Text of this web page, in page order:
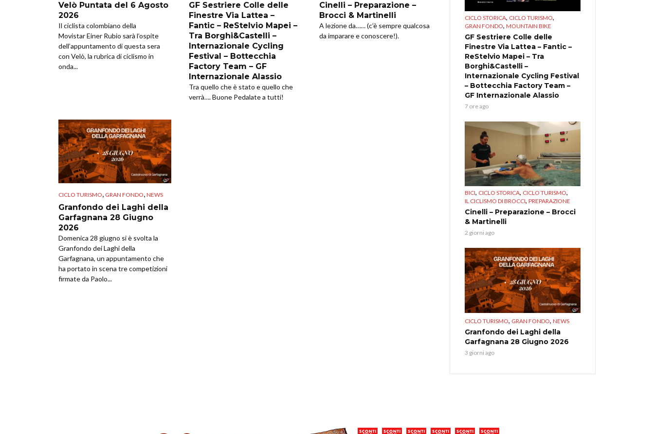
Velò Puntata del 6 Agosto
2026
Il ciclista colombiano della
Movistar Einer Rubio sarà l’ospite
dell’appuntamento di questa sera
con Velò, la rubrica di ciclismo in
onda...
GF Sestriere Colle delle
Finestre Via Lattea –
Fantic – ReStelvio Mapei –
Tra Borghi&Castelli –
Internazionale Cycling
Festival – Bottecchia
Factory Team – GF
Internazionale Alassio
Tra quello che è stato e quello che
verrà…. Buone Pedalate a tutti!
Cinelli – Preparazione –
Brocci & Martinelli
A lezione da…… (c’è sempre qualcosa
da imparare e conoscere!).
CICLO TURISMO GRAN FONDO NEWS
Granfondo dei Laghi della
Garfagnana 28 Giugno
2026
Domenica 28 giugno si è svolta la
Granfondo dei Laghi della
Garfagnana, un appuntamento che
ha portato in scena tre competizioni
firmate da Paolo...
CICLO STORICA, CICLO TURISMO,
GRAN FONDO, MOUNTAIN BIKE
GF Sestriere Colle delle
Finestre Via Lattea – Fantic –
ReStelvio Mapei – Tra
Borghi&Castelli –
Internazionale Cycling Festival
– Bottecchia Factory Team –
GF Internazionale Alassio
7 ore ago
BICI, CICLO STORICA, CICLO TURISMO,
IL CICLISMO DI BROCCI, PREPARAZIONE
Cinelli – Preparazione – Brocci
& Martinelli
2 giorni ago
CICLO TURISMO, GRAN FONDO, NEWS
Granfondo dei Laghi della
Garfagnana 28 Giugno 2026
3 giorni ago